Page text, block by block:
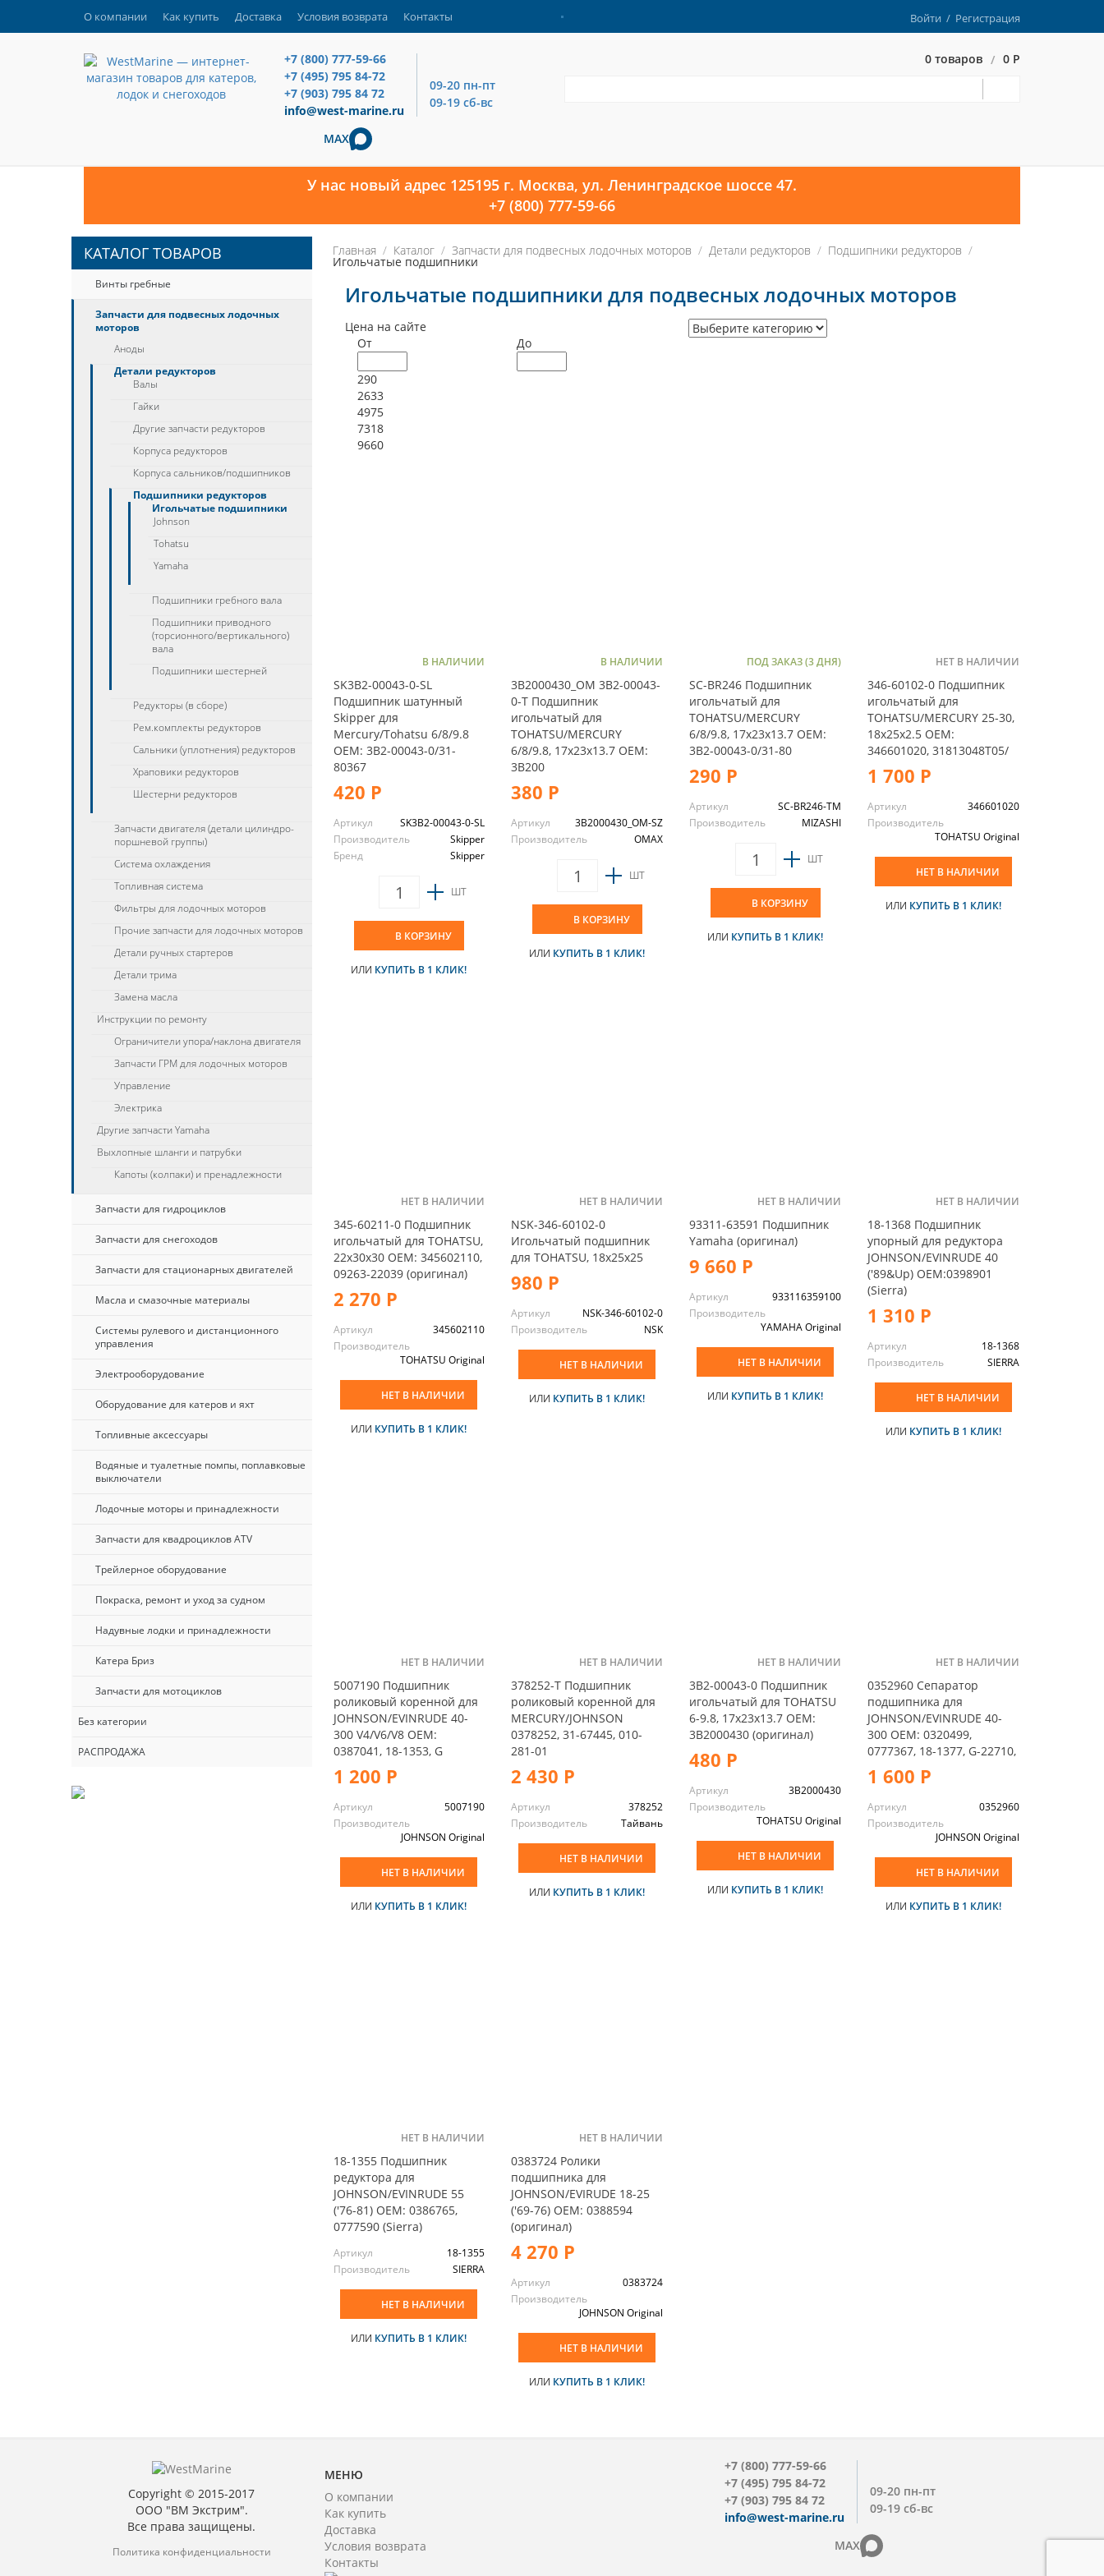
О компании Как купить Доставка Условия возврата Контакты Войти / Регистрация
+7 (800) 777-59-66
+7 (495) 795 84-72
+7 (903) 795 84 72
info@west-marine.ru
09-20 пн-пт
09-19 сб-вс
MAX
0 товаров / 0 Р
У нас новый адрес 125195 г. Москва, ул. Ленинградское шоссе 47.
+7 (800) 777-59-66
Главная Каталог Запчасти для подвесных лодочных моторов Детали редукторов Подшипники редукторов
Игольчатые подшипники
Игольчатые подшипники для подвесных лодочных моторов
Цена на сайте
От
До
290
2633
4975
7318
9660
В НАЛИЧИИ
SK3B2-00043-0-SL
Подшипник шатунный
Skipper для
Mercury/Tohatsu 6/8/9.8
OEM: 3B2-00043-0/31-
80367
420 Р
Артикул
SK3B2-00043-0-SL
Производитель
Skipper
Бренд
Skipper
ШТ
В КОРЗИНУ
ИЛИ КУПИТЬ В 1 КЛИК!
В НАЛИЧИИ
3B2000430_OM 3B2-00043-
0-T Подшипник
игольчатый для
TOHATSU/MERCURY
6/8/9.8, 17x23x13.7 OEM:
3B200
380 Р
Артикул
3B2000430_OM-SZ
Производитель
OMAX
ШТ
В КОРЗИНУ
ИЛИ КУПИТЬ В 1 КЛИК!
ПОД ЗАКАЗ (3 ДНЯ)
SC-BR246 Подшипник
игольчатый для
TOHATSU/MERCURY
6/8/9.8, 17x23x13.7 OEM:
3B2-00043-0/31-80
290 Р
Артикул
SC-BR246-TM
Производитель
MIZASHI
ШТ
В КОРЗИНУ
ИЛИ КУПИТЬ В 1 КЛИК!
НЕТ В НАЛИЧИИ
346-60102-0 Подшипник
игольчатый для
TOHATSU/MERCURY 25-30,
18x25x2.5 OEM:
346601020, 31813048T05/
1 700 Р
Артикул
346601020
Производитель
TOHATSU Original
НЕТ В НАЛИЧИИ
ИЛИ КУПИТЬ В 1 КЛИК!
НЕТ В НАЛИЧИИ
345-60211-0 Подшипник
игольчатый для TOHATSU,
22x30x30 OEM: 345602110,
09263-22039 (оригинал)
2 270 Р
Артикул
345602110
Производитель
TOHATSU Original
НЕТ В НАЛИЧИИ
ИЛИ КУПИТЬ В 1 КЛИК!
НЕТ В НАЛИЧИИ
NSK-346-60102-0
Игольчатый подшипник
для TOHATSU, 18x25x25
980 Р
Артикул
NSK-346-60102-0
Производитель
NSK
НЕТ В НАЛИЧИИ
ИЛИ КУПИТЬ В 1 КЛИК!
НЕТ В НАЛИЧИИ
93311-63591 Подшипник
Yamaha (оригинал)
9 660 Р
Артикул
933116359100
Производитель
YAMAHA Original
НЕТ В НАЛИЧИИ
ИЛИ КУПИТЬ В 1 КЛИК!
НЕТ В НАЛИЧИИ
18-1368 Подшипник
упорный для редуктора
JOHNSON/EVINRUDE 40
('89&Up) OEM:0398901
(Sierra)
1 310 Р
Артикул
18-1368
Производитель
SIERRA
НЕТ В НАЛИЧИИ
ИЛИ КУПИТЬ В 1 КЛИК!
НЕТ В НАЛИЧИИ
5007190 Подшипник
роликовый коренной для
JOHNSON/EVINRUDE 40-
300 V4/V6/V8 OEM:
0387041, 18-1353, G
1 200 Р
Артикул
5007190
Производитель
JOHNSON Original
НЕТ В НАЛИЧИИ
ИЛИ КУПИТЬ В 1 КЛИК!
НЕТ В НАЛИЧИИ
378252-T Подшипник
роликовый коренной для
MERCURY/JOHNSON
0378252, 31-67445, 010-
281-01
2 430 Р
Артикул
378252
Производитель
Тайвань
НЕТ В НАЛИЧИИ
ИЛИ КУПИТЬ В 1 КЛИК!
НЕТ В НАЛИЧИИ
3B2-00043-0 Подшипник
игольчатый для TOHATSU
6-9.8, 17x23x13.7 OEM:
3В2000430 (оригинал)
480 Р
Артикул
3B2000430
Производитель
TOHATSU Original
НЕТ В НАЛИЧИИ
ИЛИ КУПИТЬ В 1 КЛИК!
НЕТ В НАЛИЧИИ
0352960 Сепаратор
подшипника для
JOHNSON/EVINRUDE 40-
300 OEM: 0320499,
0777367, 18-1377, G-22710,
1 600 Р
Артикул
0352960
Производитель
JOHNSON Original
НЕТ В НАЛИЧИИ
ИЛИ КУПИТЬ В 1 КЛИК!
НЕТ В НАЛИЧИИ
18-1355 Подшипник
редуктора для
JOHNSON/EVINRUDE 55
('76-81) OEM: 0386765,
0777590 (Sierra)
Артикул
18-1355
Производитель
SIERRA
НЕТ В НАЛИЧИИ
ИЛИ КУПИТЬ В 1 КЛИК!
НЕТ В НАЛИЧИИ
0383724 Ролики
подшипника для
JOHNSON/EVIRUDE 18-25
('69-76) OEM: 0388594
(оригинал)
4 270 Р
Артикул
0383724
Производитель
JOHNSON Original
НЕТ В НАЛИЧИИ
ИЛИ КУПИТЬ В 1 КЛИК!
КАТАЛОГ ТОВАРОВ
Винты гребные
Запчасти для подвесных лодочных
моторов
Аноды
Детали редукторов
Валы
Гайки
Другие запчасти редукторов
Корпуса редукторов
Корпуса сальников/подшипников
Подшипники редукторов
Игольчатые подшипники
Johnson
Tohatsu
Yamaha
Подшипники гребного вала
Подшипники приводного
(торсионного/вертикального)
вала
Подшипники шестерней
Редукторы (в сборе)
Рем.комплекты редукторов
Сальники (уплотнения) редукторов
Храповики редукторов
Шестерни редукторов
Запчасти двигателя (детали цилиндро-
поршневой группы)
Система охлаждения
Топливная система
Фильтры для лодочных моторов
Прочие запчасти для лодочных моторов
Детали ручных стартеров
Детали трима
Замена масла
Инструкции по ремонту
Ограничители упора/наклона двигателя
Запчасти ГРМ для лодочных моторов
Управление
Электрика
Другие запчасти Yamaha
Выхлопные шланги и патрубки
Капоты (колпаки) и пренадлежности
Запчасти для гидроциклов
Запчасти для снегоходов
Запчасти для стационарных двигателей
Масла и смазочные материалы
Системы рулевого и дистанционного
управления
Электрооборудование
Оборудование для катеров и яхт
Топливные аксессуары
Водяные и туалетные помпы, поплавковые
выключатели
Лодочные моторы и принадлежности
Запчасти для квадроциклов ATV
Трейлерное оборудование
Покраска, ремонт и уход за судном
Надувные лодки и принадлежности
Катера Бриз
Запчасти для мотоциклов
Без категории
РАСПРОДАЖА
Copyright © 2015-2017
ООО "ВМ Экстрим".
Все права защищены.
Политика конфиденциальности
МЕНЮ
О компании
Как купить
Доставка
Условия возврата
Контакты
+7 (800) 777-59-66
+7 (495) 795 84-72
+7 (903) 795 84 72
info@west-marine.ru
09-20 пн-пт
09-19 сб-вс
MAX